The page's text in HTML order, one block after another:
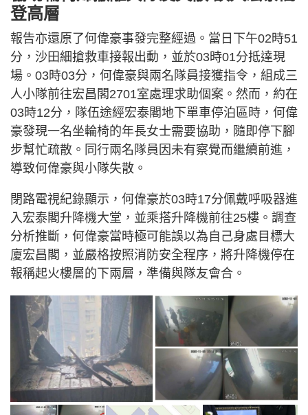
登高層
報告亦還原了何偉豪事發完整經過。當日下午02時51
分，沙田細搶救車接報出動，並於03時01分抵達現
場。03時03分，何偉豪與兩名隊員接獲指令，組成三
人小隊前往宏昌閣2701室處理求助個案。然而，約在
03時12分，隊伍途經宏泰閣地下單車停泊區時，何偉
豪發現一名坐輪椅的年長女士需要協助，隨即停下腳
步幫忙疏散。同行兩名隊員因未有察覺而繼續前進，
導致何偉豪與小隊失散。
閉路電視紀錄顯示，何偉豪於03時17分佩戴呼吸器進
入宏泰閣升降機大堂，並乘搭升降機前往25樓。調查
分析推斷，何偉豪當時極可能誤以為自己身處目標大
廈宏昌閣，並嚴格按照消防安全程序，將升降機停在
報稱起火樓層的下兩層，準備與隊友會合。